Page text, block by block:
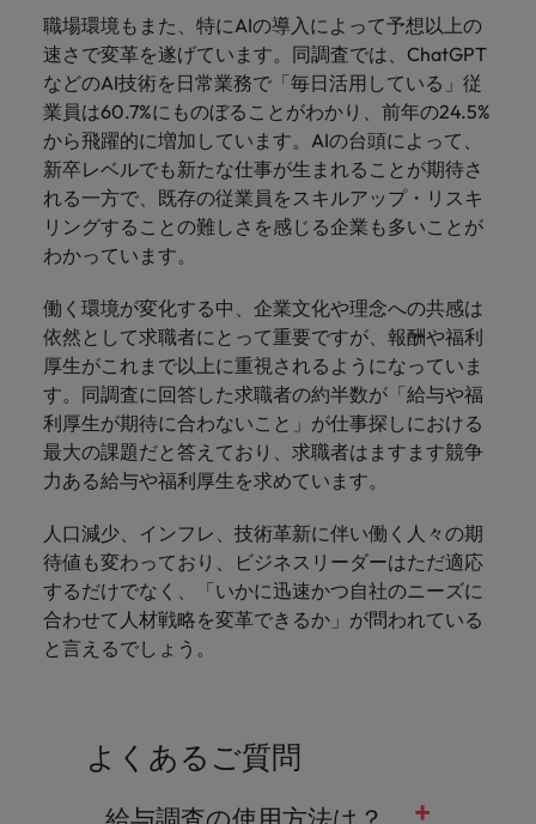
職場環境もまた、特にAIの導入によって予想以上の
速さで変革を遂げています。同調査では、ChatGPT
などのAI技術を日常業務で「毎日活用している」従
業員は60.7%にものぼることがわかり、前年の24.5%
から飛躍的に増加しています。AIの台頭によって、
新卒レベルでも新たな仕事が生まれることが期待さ
れる一方で、既存の従業員をスキルアップ・リスキ
リングすることの難しさを感じる企業も多いことが
わかっています。
働く環境が変化する中、企業文化や理念への共感は
依然として求職者にとって重要ですが、報酬や福利
厚生がこれまで以上に重視されるようになっていま
す。同調査に回答した求職者の約半数が「給与や福
利厚生が期待に合わないこと」が仕事探しにおける
最大の課題だと答えており、求職者はますます競争
力ある給与や福利厚生を求めています。
人口減少、インフレ、技術革新に伴い働く人々の期
待値も変わっており、ビジネスリーダーはただ適応
するだけでなく、「いかに迅速かつ自社のニーズに
合わせて人材戦略を変革できるか」が問われている
と言えるでしょう。
よくあるご質問
給与調査の使用方法は？